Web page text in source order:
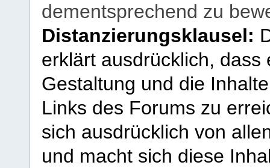
dementsprechend zu
Distanzierungsklausel:
erklärt ausdrücklich,
Gestaltung und die
Links des Forums zu
sich ausdrücklich von
und macht sich diese